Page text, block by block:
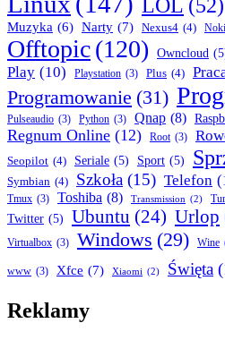
LOL (52)
Muzyka (6) Narty (7) Nexus4 (4)
Offtopic(120) Owncloud
Play (10) Playstation (3) Plus (4)
Programowanie (31)
Pulseaudio (3) Python (3) Qnap (8)
Regnum Online (12) Root (3)
Seopilot (4) Seriale (5) Sport (5)
Symbian (4) Szkoła (15) Telefon
Tmux (3) Toshiba (8) Transmission (2)
Twitter (5) Ubuntu (24) Urlop
Virtualbox (3) Windows (29) Wine
www (3) Xfce (7) Xiaomi (2) Święta
Reklamy